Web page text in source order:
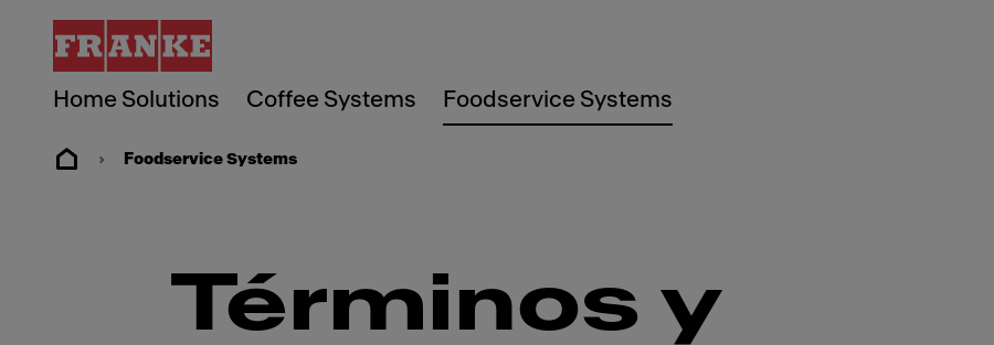
Home Solutions Coffee Systems Foodservice Systems
Foodservice Systems
Términos y